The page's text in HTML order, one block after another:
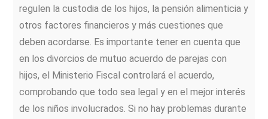
regulen la custodia de los hijos, la pensión alimenticia y
otros factores financieros y más cuestiones que
deben acordarse. Es importante tener en cuenta que
en los divorcios de mutuo acuerdo de parejas con
hijos, el Ministerio Fiscal controlará el acuerdo,
comprobando que todo sea legal y en el mejor interés
de los niños involucrados. Si no hay problemas durante